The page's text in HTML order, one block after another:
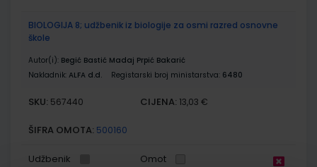
BIOLOGIJA 8; udžbenik iz biologije za osmi razred osnovne
škole
Autor(i): Begić Bastić Madaj Prpić Bakarić
Nakladnik: ALFA d.d. Registarski broj ministarstva: 6480
SKU: 567440 CIJENA: 13,03 €
ŠIFRA OMOTA: 500160
Udžbenik Omot